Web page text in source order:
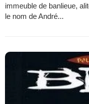
immeuble de banlieue,
le nom de André...